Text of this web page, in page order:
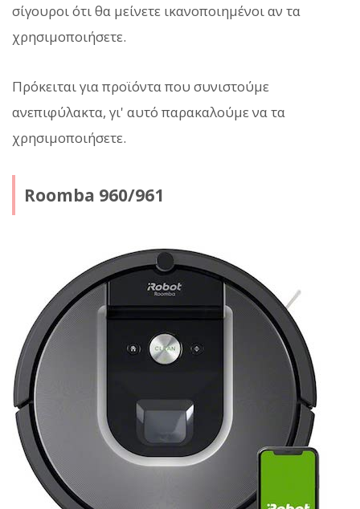
σίγουροι ότι θα μείνετε ικανοποιημένοι αν τα
χρησιμοποιήσετε.
Πρόκειται για προϊόντα που συνιστούμε
ανεπιφύλακτα, γι' αυτό παρακαλούμε να τα
χρησιμοποιήσετε.
Roomba 960/961